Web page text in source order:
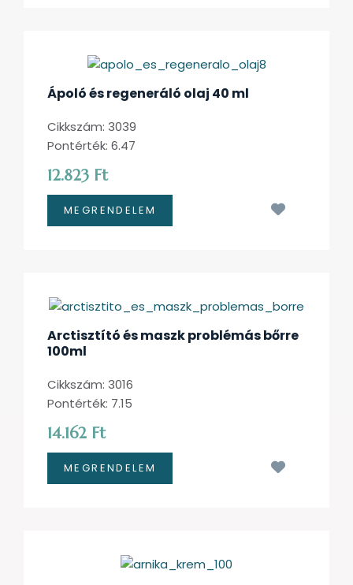
Ápoló és regeneráló olaj 40 ml
Cikkszám: 3039
Pontérték: 6.47
12.823 Ft
Arctisztító és maszk problémás bőrre
100ml
Cikkszám: 3016
Pontérték: 7.15
14.162 Ft